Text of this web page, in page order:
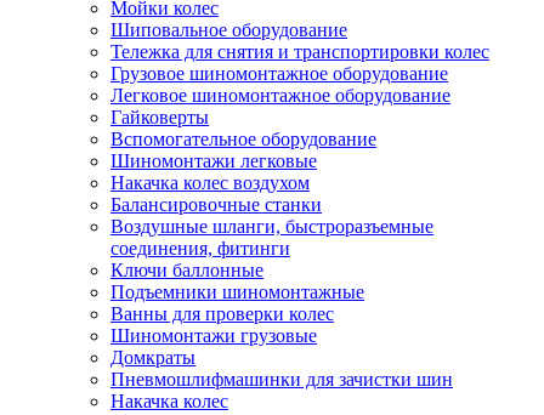
Мойки колес
Шиповальное оборудование
Тележка для снятия и транспортировки колес
Грузовое шиномонтажное оборудование
Легковое шиномонтажное оборудование
Гайковерты
Вспомогательное оборудование
Шиномонтажи легковые
Накачка колес воздухом
Балансировочные станки
Воздушные шланги, быстроразъемные
соединения, фитинги
Ключи баллонные
Подъемники шиномонтажные
Ванны для проверки колес
Шиномонтажи грузовые
Домкраты
Пневмошлифмашинки для зачистки шин
Накачка колес